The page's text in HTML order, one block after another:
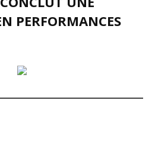
PERFORMANCES